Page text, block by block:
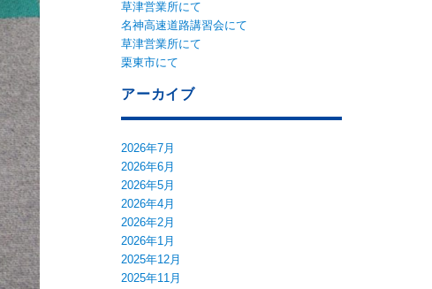
草津営業所にて
名神高速道路講習会にて
草津営業所にて
栗東市にて
アーカイブ
2026年7月
2026年6月
2026年5月
2026年4月
2026年2月
2026年1月
2025年12月
2025年11月